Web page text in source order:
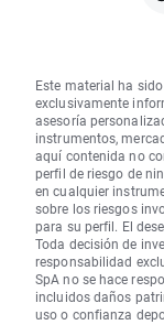
Este material ha
exclusivamente
asesoría
instrumentos,
aquí contenida no
perfil de riesgo de
en cualquier
sobre los riesgos
para su perfil. El
Toda decisión de
responsabilidad
SpA no se hace
incluidos daños
uso o confianza